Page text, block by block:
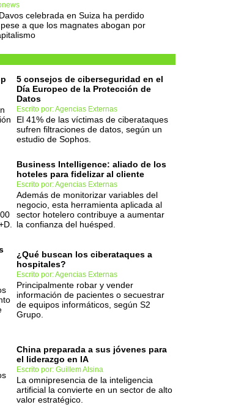
celebrada en Suiza ha perdido
a que los magnates abogan por
5 consejos de ciberseguridad en el
Día Europeo de la Protección de
Datos
Escrito por: Agencias Externas
El 41% de las víctimas de ciberataques
sufren filtraciones de datos, según un
estudio de Sophos.
Business Intelligence: aliado de los
hoteles para fidelizar al cliente
Escrito por: Agencias Externas
Además de monitorizar variables del
negocio, esta herramienta aplicada al
sector hotelero contribuye a aumentar
la confianza del huésped.
¿Qué buscan los ciberataques a
hospitales?
Escrito por: Agencias Externas
Principalmente robar y vender
información de pacientes o secuestrar
de equipos informáticos, según S2
Grupo.
China preparada a sus jóvenes para
el liderazgo en IA
Escrito por: Guillem Alsina
La omnipresencia de la inteligencia
artificial la convierte en un sector de alto
valor estratégico.